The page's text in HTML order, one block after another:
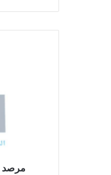
مرصد